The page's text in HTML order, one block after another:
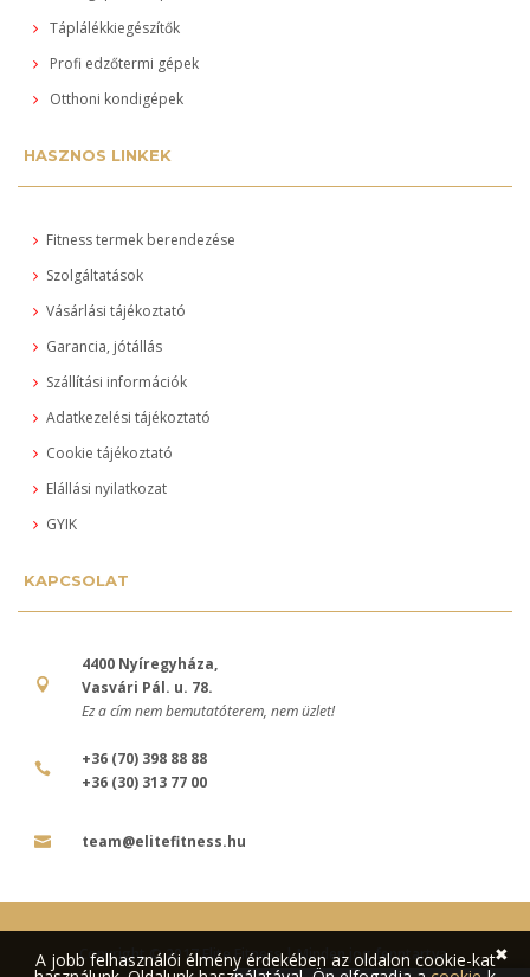
Táplálékkiegészítők
Profi edzőtermi gépek
Otthoni kondigépek
HASZNOS LINKEK
Fitness termek berendezése
Szolgáltatások
Vásárlási tájékoztató
Garancia, jótállás
Szállítási információk
Adatkezelési tájékoztató
Cookie tájékoztató
Elállási nyilatkozat
GYIK
KAPCSOLAT
4400 Nyíregyháza,
Vasvári Pál. u. 78.
Ez a cím nem bemutatóterem, nem üzlet!
+36 (70) 398 88 88
+36 (30) 313 77 00
team@elitefitness.hu
Copyright © 2017 Elite Fitness | Minden jog fenntartva.
A jobb felhasználói élmény érdekében az oldalon cookie-kat✖